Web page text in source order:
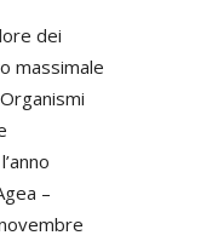
dei
massimale
–